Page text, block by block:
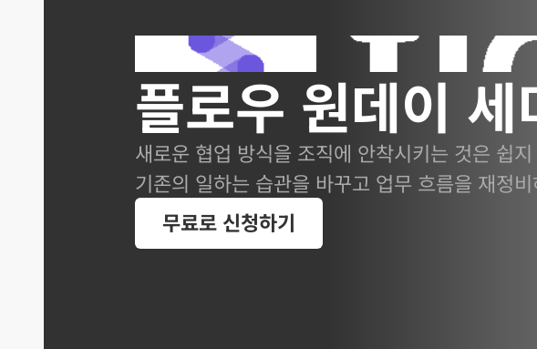
플로우 원데이 세
새로운 협업 방식을 조직에 안착시키는 것은 쉽
기존의 일하는 습관을 바꾸고 업무 흐름을 재정
무료로 신청하기